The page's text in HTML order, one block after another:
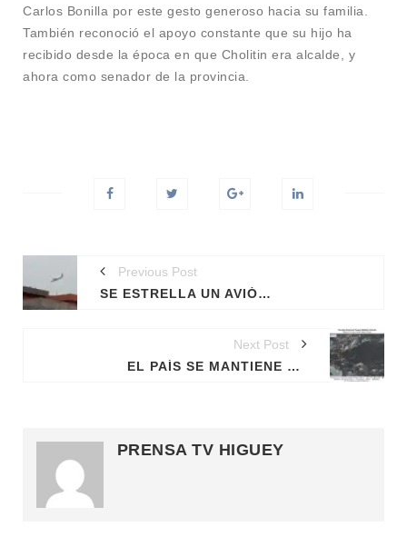
Carlos Bonilla por este gesto generoso hacia su familia.
También reconoció el apoyo constante que su hijo ha
recibido desde la época en que Cholitin era alcalde, y
ahora como senador de la provincia.
Previous Post
SE ESTRELLA UN AVIÓN CON 62 PERSONAS A BORDO EN BRASIL
Next Post
EL PAÍS SE MANTIENE VIGILANTE ANTE POTENCIAL CICLÓN 5 UBICADO AL ESTE DE LAS ANTILLAS MENORES
PRENSA TV HIGUEY